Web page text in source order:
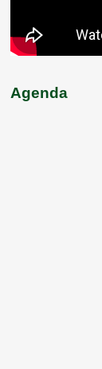
Agenda